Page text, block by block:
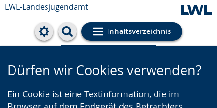
LWL-Landesjugendamt
Inhaltsverzeichnis
Cookie-Einstellungen
Dürfen wir Cookies verwenden?
Ein Cookie ist eine Textinformation, die im